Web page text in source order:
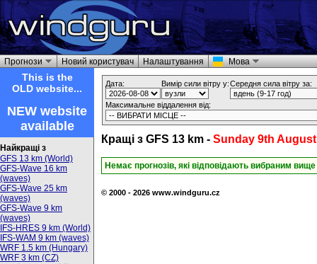
Прогнози Новий користувач Налаштування Мова
This is the
OLD website...
NEW website
available
Найкращі з
GFS 13 km (World)
GFS-Wave 16 km
(waves)
GFS-Wave 25 km
(waves)
GFS-Wave 9 km
(waves)
IFS-HRES 9 km (World)
IFS-WAM 9 km (waves)
WRF 1.5 km (Hungary)
WRF 3 km (CZ)
Дата: Вимір сили вітру у:Середня сила вітру за:
Максимальне віддалення від:
Кращі з GFS 13 km - Sunday 9th August
Немає прогнозів, які відповідають вибраним
© 2000 - 2026 www.windguru.cz